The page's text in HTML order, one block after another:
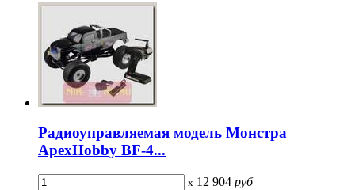
Радиоуправляемая модель Монстра
ApexHobby BF-4...
x 12 904 руб